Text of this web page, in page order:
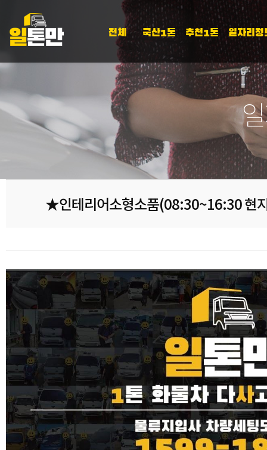
전체 국산1톤 추천1톤 일자리정
★인테리어소형소품(08:30~16:30 현